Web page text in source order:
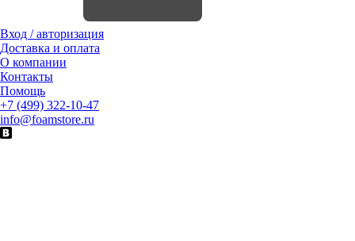
Вход / авторизация
Доставка и оплата
О компании
Контакты
Помощь
+7 (499) 322-10-47
info@foamstore.ru